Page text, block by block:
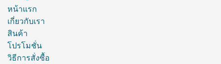
หน้าแรก
เกี่ยวกับเรา
สินค้า
โปรโมชั่น
วิธีการสั่งซื้อ